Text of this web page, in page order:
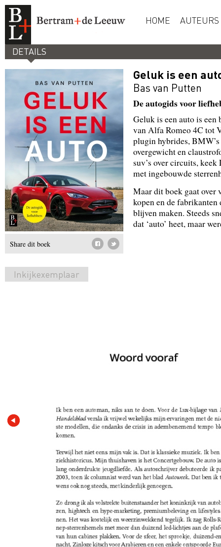
HOME AUTEURS
DETAILS
Share dit boek
Geluk is een
Bas van Putten
De autogids voor
Geluk is een autois een
van Alfa Romeo 4C tot
plugin hybrides,
overgewicht en
suv’s over circuits,
met ingebouwde
Maar dit boek gaat over
kopen en de
blijven maken. Steeds
dat ‘auto’ heet, maar
Inkijkexemplaar